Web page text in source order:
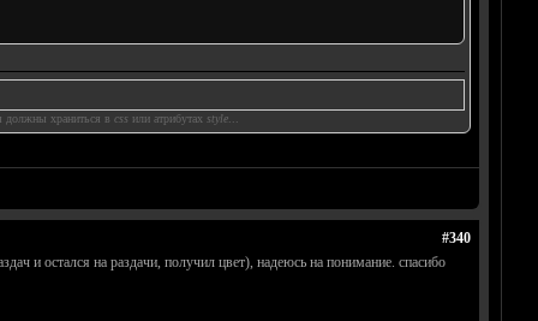
должны храниться в css или атрибутах style...
#340
и остался на раздачи, получил цвет), надеюсь на понимание. спасибо